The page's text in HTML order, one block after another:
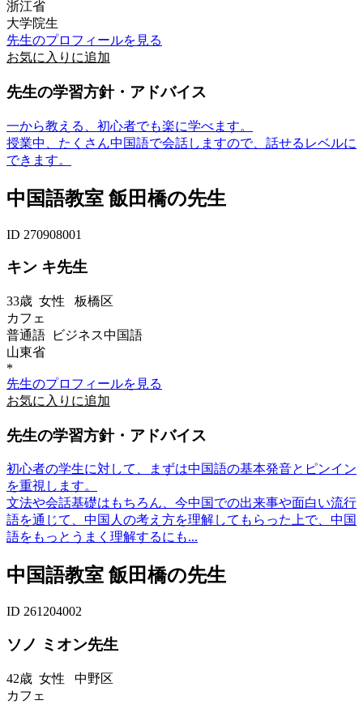
浙江省
大学院生
先生のプロフィールを見る
お気に入りに追加
先生の学習方針・アドバイス
一から教える、初心者でも楽に学べます。
授業中、たくさん中国語で会話しますので、話せるレベルに
できます。
中国語教室 飯田橋の先生
ID 270908001
キン キ先生
33歳 女性 板橋区
カフェ
普通語 ビジネス中国語
山東省
*
先生のプロフィールを見る
お気に入りに追加
先生の学習方針・アドバイス
初心者の学生に対して、まずは中国語の基本発音とピンイン
を重視します。
文法や会話基礎はもちろん、今中国での出来事や面白い流行
語を通じて、中国人の考え方を理解してもらった上で、中国
語をもっとうまく理解するにも...
中国語教室 飯田橋の先生
ID 261204002
ソノ ミオン先生
42歳 女性 中野区
カフェ